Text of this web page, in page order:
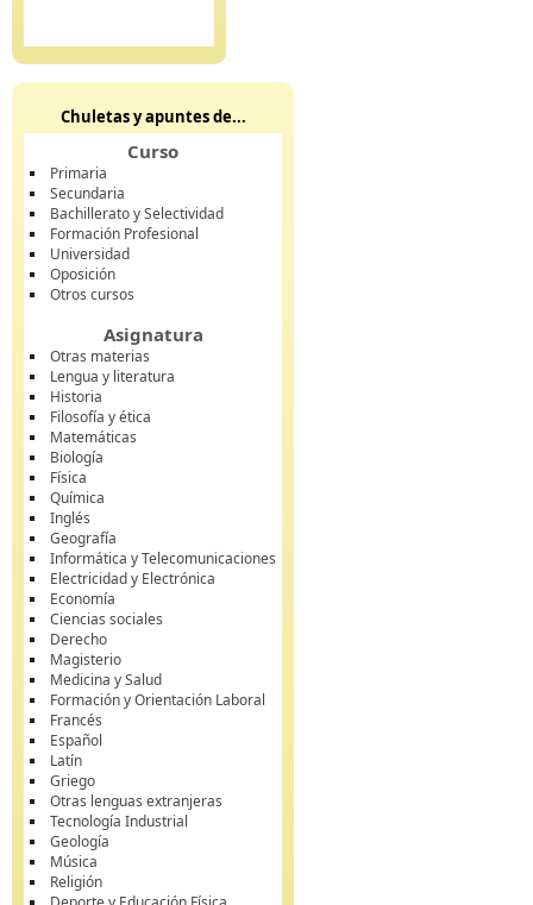
Chuletas y apuntes de...
Curso
Primaria
Secundaria
Bachillerato y Selectividad
Formación Profesional
Universidad
Oposición
Otros cursos
Asignatura
Otras materias
Lengua y literatura
Historia
Filosofía y ética
Matemáticas
Biología
Física
Química
Inglés
Geografía
Informática y Telecomunicaciones
Electricidad y Electrónica
Economía
Ciencias sociales
Derecho
Magisterio
Medicina y Salud
Formación y Orientación Laboral
Francés
Español
Latín
Griego
Otras lenguas extranjeras
Tecnología Industrial
Geología
Música
Religión